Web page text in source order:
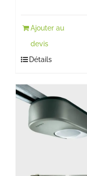
Ajouter au
devis
Détails